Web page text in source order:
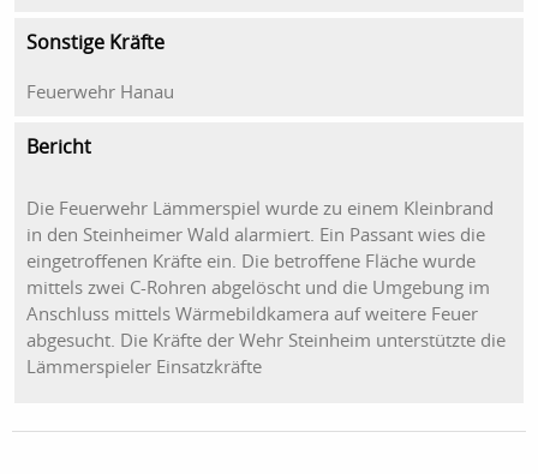
Sonstige Kräfte
Feuerwehr Hanau
Bericht
Die Feuerwehr Lämmerspiel wurde zu einem Kleinbrand
in den Steinheimer Wald alarmiert. Ein Passant wies die
eingetroffenen Kräfte ein. Die betroffene Fläche wurde
mittels zwei C-Rohren abgelöscht und die Umgebung im
Anschluss mittels Wärmebildkamera auf weitere Feuer
abgesucht. Die Kräfte der Wehr Steinheim unterstützte die
Lämmerspieler Einsatzkräfte